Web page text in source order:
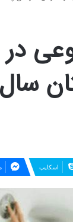
در
اسکایپ